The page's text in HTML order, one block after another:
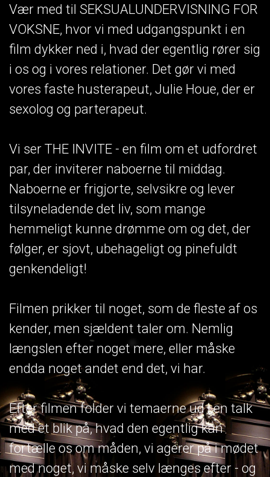
Vær med til SEKSUALUNDERVISNING FOR
VOKSNE, hvor vi med udgangspunkt i en
film dykker ned i, hvad der egentlig rører sig
i os og i vores relationer. Det gør vi med
vores faste husterapeut, Julie Houe, der er
sexolog og parterapeut.
Vi ser THE INVITE - en film om et udfordret
par, der inviterer naboerne til middag.
Naboerne er frigjorte, selvsikre og lever
tilsyneladende det liv, som mange
hemmeligt kunne drømme om og det, der
følger, er sjovt, ubehageligt og pinefuldt
genkendeligt!
Filmen prikker til noget, som de fleste af os
kender, men sjældent taler om. Nemlig
længslen efter noget mere, eller måske
endda noget andet end det, vi har.
Efter filmen folder vi temaerne ud i en talk
med et blik på, hvad den egentlig kan
fortælle os om måden, vi agerer på i mødet
med noget, vi måske selv længes efter - og